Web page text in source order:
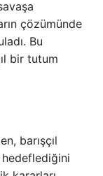
çözümünde
Bu
bir tutum
barışçıl